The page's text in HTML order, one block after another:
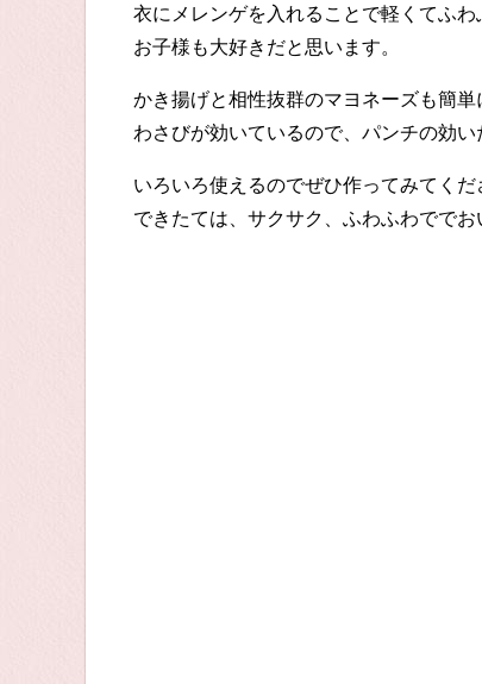
衣にメレンゲを入れることで軽くてふわ
お子様も大好きだと思います。
かき揚げと相性抜群のマヨネーズも簡単
わさびが効いているので、パンチの効い
いろいろ使えるのでぜひ作ってみてくだ
できたては、サクサク、ふわふわでで